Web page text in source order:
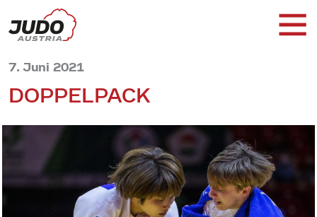
7. Juni 2021
DOPPELPACK